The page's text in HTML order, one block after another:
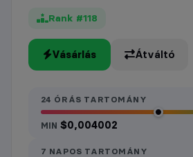
Rank #118
Vásárlás Átváltó
24 ÓRÁS TARTOMÁNY
MIN $0,004002
7 NAPOS TARTOMÁNY